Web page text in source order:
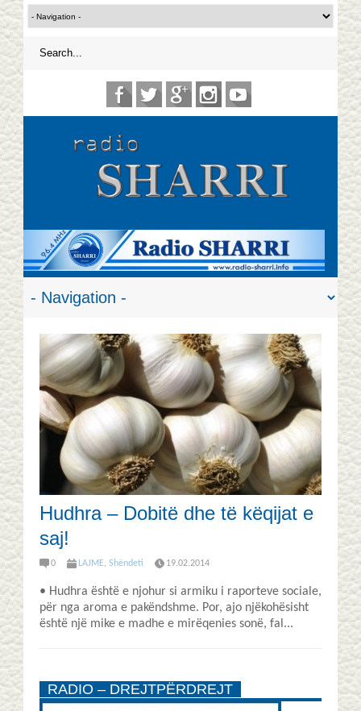
Hudhra – Dobitë dhe të këqijat e
saj!
0 LAJME, Shëndeti 19.02.2014
• Hudhra është e njohur si armiku i raporteve sociale,
për nga aroma e pakëndshme. Por, ajo njëkohësisht
është një mike e madhe e mirëqenies sonë, fal...
RADIO – DREJTPËRDREJT